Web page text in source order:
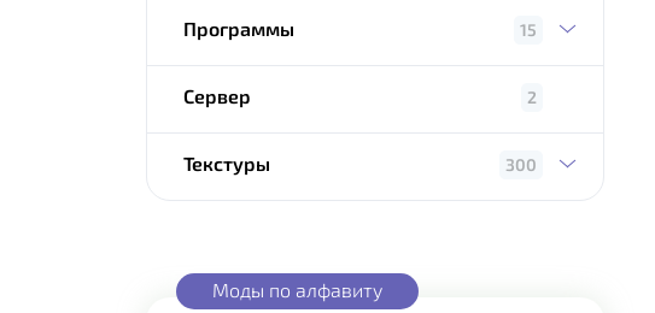
Программы 15
Сервер 2
Текстуры 300
Моды по алфавиту